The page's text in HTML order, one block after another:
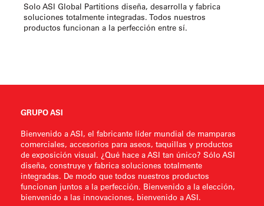
Solo ASI Global Partitions diseña, desarrolla y fabrica
soluciones totalmente integradas. Todos nuestros
productos funcionan a la perfección entre sí.
GRUPO ASI
Bienvenido a ASI, el fabricante líder mundial de mamparas
comerciales, accesorios para aseos, taquillas y productos
de exposición visual. ¿Qué hace a ASI tan único? Sólo ASI
diseña, construye y fabrica soluciones totalmente
integradas. De modo que todos nuestros productos
funcionan juntos a la perfección. Bienvenido a la elección,
bienvenido a las innovaciones, bienvenido a ASI.